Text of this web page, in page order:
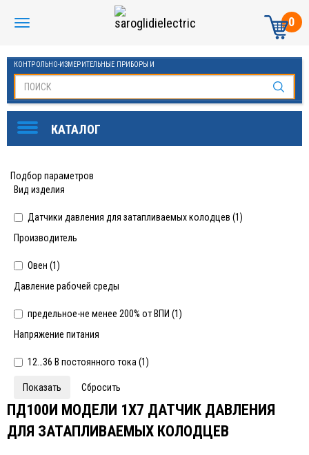
0
КОНТРОЛЬНО-ИЗМЕРИТЕЛЬНЫЕ ПРИБОРЫ И
Подбор параметров
Вид изделия
Датчики давления для затапливаемых колодцев (1)
Производитель
Овен (1)
Давление рабочей среды
предельное-не менее 200% от ВПИ (1)
Напряжение питания
12…36 В постоянного тока (1)
ПД100И МОДЕЛИ 1Х7 ДАТЧИК ДАВЛЕНИЯ
ДЛЯ ЗАТАПЛИВАЕМЫХ КОЛОДЦЕВ